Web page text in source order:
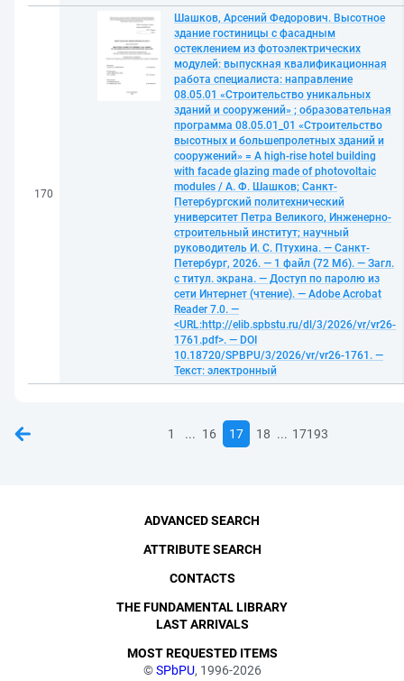
170
Шашков, Арсений Федорович. Высотное
здание гостиницы с фасадным
остеклением из фотоэлектрических
модулей: выпускная квалификационная
работа специалиста: направление
08.05.01 «Строительство уникальных
зданий и сооружений» ; образовательная
программа 08.05.01_01 «Строительство
высотных и большепролетных зданий и
сооружений» = A high-rise hotel building
with facade glazing made of photovoltaic
modules / А. Ф. Шашков; Санкт-
Петербургский политехнический
университет Петра Великого, Инженерно-
строительный институт; научный
руководитель И. С. Птухина. — Санкт-
Петербург, 2026. — 1 файл (72 Мб). — Загл.
с титул. экрана. — Доступ по паролю из
сети Интернет (чтение). — Adobe Acrobat
Reader 7.0. —
<URL:http://elib.spbstu.ru/dl/3/2026/vr/vr26-
1761.pdf>. — DOI
10.18720/SPBPU/3/2026/vr/vr26-1761. —
Текст: электронный
1 ... 16 17 18 ... 17193
©SPbPU, 1996-2026
ADVANCED SEARCH
ATTRIBUTE SEARCH
CONTACTS
THE FUNDAMENTAL LIBRARY
LAST ARRIVALS
MOST REQUESTED ITEMS